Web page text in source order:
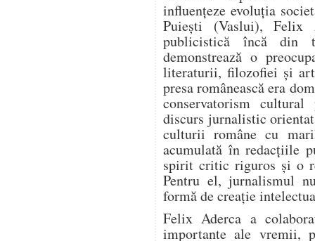
influențeze evoluția
Puiești (Vaslui), Felix
publicistică încă din
demonstrează o
literaturii, filozofiei și
presa românească era
conservatorism
discurs jurnalistic
culturii române cu
acumulată în redacțiile
spirit critic riguros și o
Pentru el, jurnalismul
formă de creație
Felix Aderca a
importante ale vremii,